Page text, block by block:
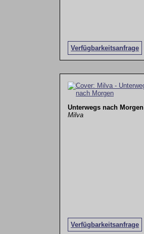
Verfügbarkeitsanfrage
Unterwegs nach Morgen
Milva
Verfügbarkeitsanfrage